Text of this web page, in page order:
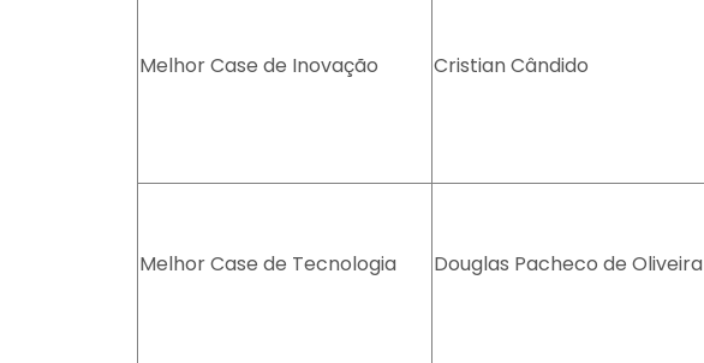
Melhor Case de Inovação Cristian Cândido
Melhor Case de Tecnologia Douglas Pacheco de Oliveira